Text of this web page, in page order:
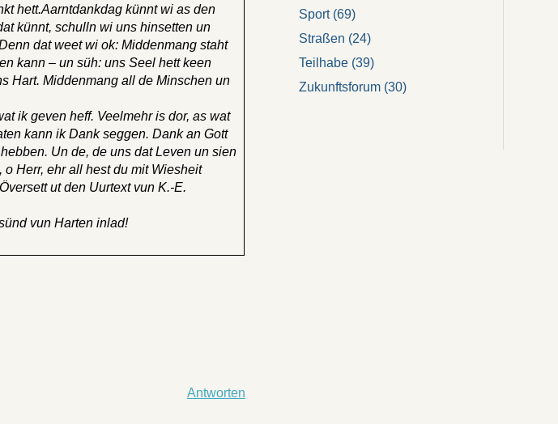
hett.Aarntdankdag künnt wi as den
künnt, schulln wi uns hinsetten un
dat weet wi ok: Middenmang staht
kann – un süh: uns Seel hett keen
Hart. Middenmang all de Minschen un
ik geven heff. Veelmehr is dor, as wat
kann ik Dank seggen. Dank an Gott
Un de, de uns dat Leven un sien
Herr, ehr all hest du mit Wiesheit
ut den Uurtext vun K.-E.
vun Harten inlad!
Antworten
Sport(69)
Straßen (24)
Teilhabe (39)
Zukunftsforum (30)